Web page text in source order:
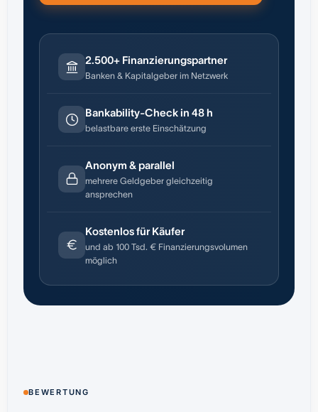
2.500+ Finanzierungspartner
Banken & Kapitalgeber im Netzwerk
Bankability-Check in 48 h
belastbare erste Einschätzung
Anonym & parallel
mehrere Geldgeber gleichzeitig
ansprechen
Kostenlos für Käufer
und ab 100 Tsd. € Finanzierungsvolumen
möglich
BEWERTUNG